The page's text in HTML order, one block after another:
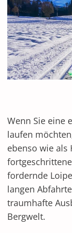
Wenn Sie eine
laufen
ebenso wie als
fordernde
langen
traumhafte
Bergwelt.